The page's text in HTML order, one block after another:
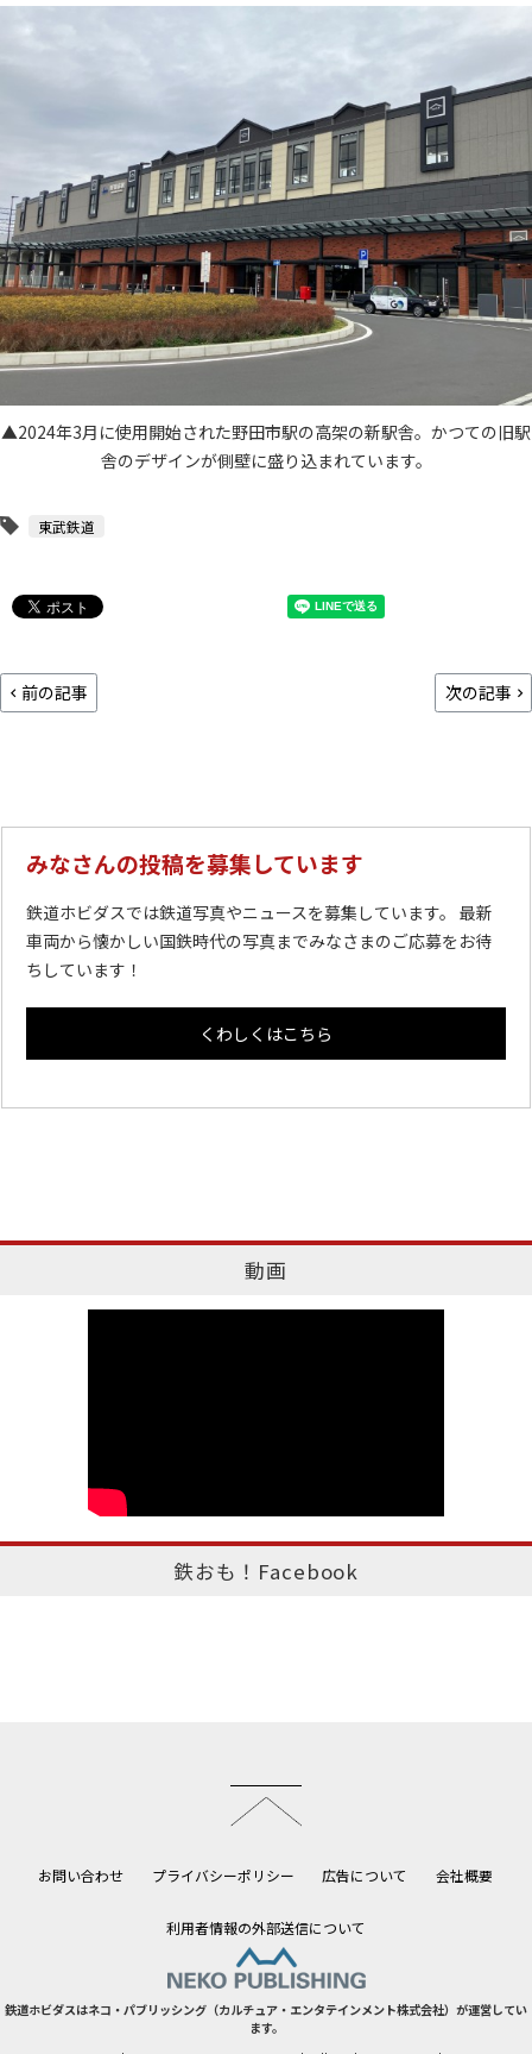
▲2024年3月に使用開始された野田市駅の高架の新駅舎。かつての旧駅
舎のデザインが側壁に盛り込まれています。
東武鉄道
前の記事 次の記事
みなさんの投稿を募集しています
鉄道ホビダスでは鉄道写真やニュースを募集しています。 最新
車両から懐かしい国鉄時代の写真までみなさまのご応募をお待
ちしています！
くわしくはこちら
動画
鉄おも！Facebook
お問い合わせ プライバシーポリシー 広告について 会社概要
利用者情報の外部送信について
鉄道ホビダスはネコ・パブリッシング（カルチュア・エンタテインメント株式会社）が運営してい
ます。